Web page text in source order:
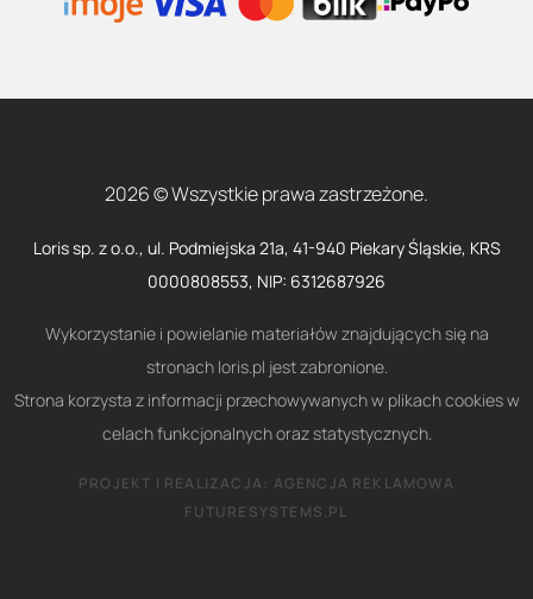
2026 © Wszystkie prawa zastrzeżone.
Loris sp. z o.o., ul. Podmiejska 21a, 41-940 Piekary Śląskie, KRS
0000808553, NIP: 6312687926
Wykorzystanie i powielanie materiałów znajdujących się na
stronach loris.pl jest zabronione.
Strona korzysta z informacji przechowywanych w plikach cookies w
celach funkcjonalnych oraz statystycznych.
PROJEKT I REALIZACJA: AGENCJA REKLAMOWA
FUTURESYSTEMS.PL